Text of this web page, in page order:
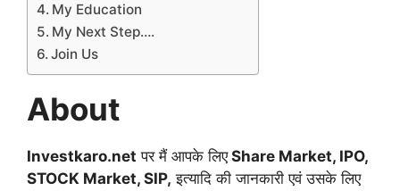
My Education
My Next Step….
Join Us
About
Investkaro.net पर मैं आपके लिएShare Market, IPO,
STOCK Market, SIP, इत्यादि की जानकारी एवं उसके लिए